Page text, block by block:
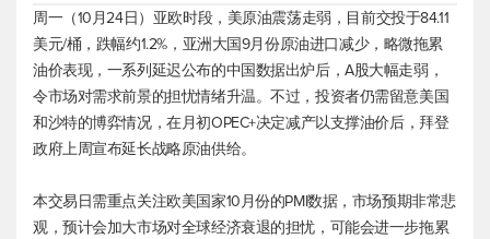
周一（10月24日）亚欧时段， 美原油震荡走弱，目前交投于84.11
美元/桶，跌幅约1.2%，亚洲大国9月份原油进口减少，略微拖累
油价表现，一系列延迟公布的中国数据出炉后，A股大幅走弱，
令市场对需求前景的担忧情绪升温。不过，投资者仍需留意美国
和沙特的博弈情况，在月初OPEC+决定减产以支撑油价后，拜登
政府上周宣布延长战略原油供给。
本交易日需重点关注欧美国家10月份的PMI数据，市场预期非常悲
观，预计会加大市场对全球经济衰退的担忧，可能会进一步拖累